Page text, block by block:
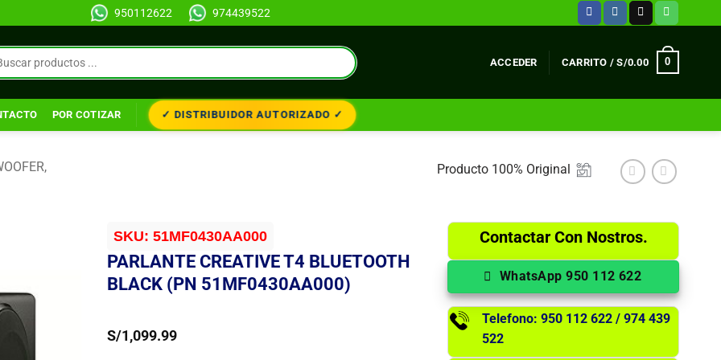
950112622 974439522
ACCEDER CARRITO /S/0.00 0
POR COTIZAR ✓ DISTRIBUIDOR AUTORIZADO ✓
Producto 100% Original
SKU: 51MF0430AA000
PARLANTE CREATIVE T4 BLUETOOTH
BLACK (PN 51MF0430AA000)
S/1,099.99
Contactar Con Nostros.
WhatsApp 950 112 622
Telefono: 950 112 622 / 974 439
522